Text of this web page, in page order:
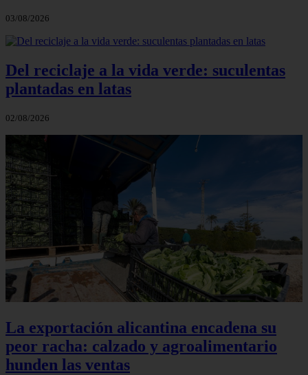
03/08/2026
Del reciclaje a la vida verde: suculentas
plantadas en latas
02/08/2026
La exportación alicantina encadena su
peor racha: calzado y agroalimentario
hunden las ventas